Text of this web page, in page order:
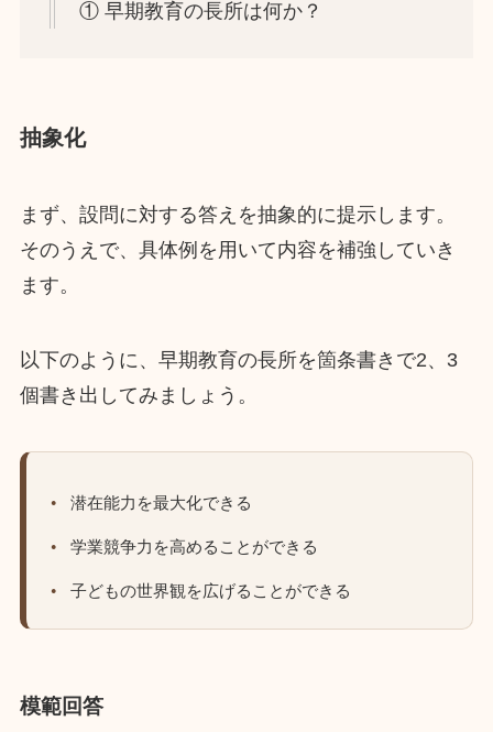
① 早期教育の長所は何か？
抽象化
まず、設問に対する答えを抽象的に提示します。
そのうえで、具体例を用いて内容を補強していき
ます。
以下のように、早期教育の長所を箇条書きで2、3
個書き出してみましょう。
潜在能力を最大化できる
学業競争力を高めることができる
子どもの世界観を広げることができる
模範回答